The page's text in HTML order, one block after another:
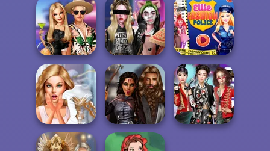
BFFs' Birthday
Bash For Babs
Billie's Weekly
Planner
Ellie Fashion
Police